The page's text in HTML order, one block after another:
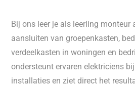
Bij ons leer je als leerling monteur
aansluiten van groepenkasten,
verdeelkasten in woningen en
ondersteunt ervaren elektriciens
installaties en ziet direct het